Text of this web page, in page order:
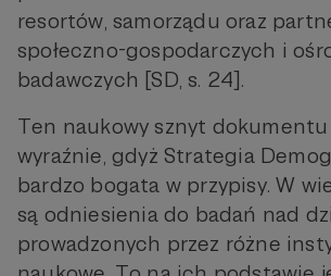
resortów, samorządu oraz
społeczno-gospodarczych i
badawczych [SD, s. 24].
Ten naukowy sznyt
wyraźnie, gdyż Strategia
bardzo bogata w przypisy. W
są odniesienia do badań nad
prowadzonych przez różne